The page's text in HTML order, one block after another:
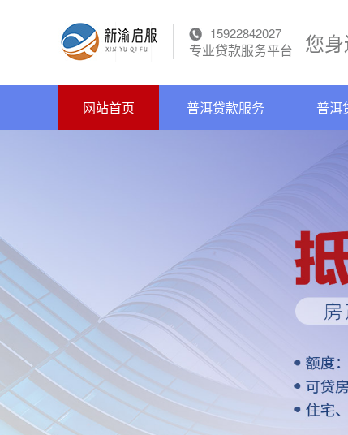
15922842027
专业贷款服务平台 您
网站首页 普洱贷款服务 普洱